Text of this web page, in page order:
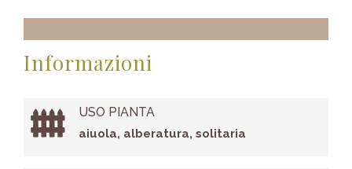
Informazioni
USO PIANTA
aiuola, alberatura, solitaria